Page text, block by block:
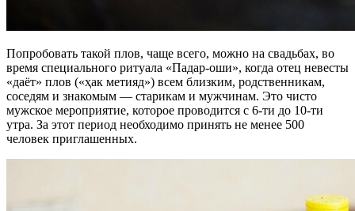
Попробовать такой плов, чаще всего, можно на свадьбах, во
время специального ритуала «Падар-оши», когда отец невесты
«даёт» плов («ҳак метияд») всем близким, родственникам,
соседям и знакомым — старикам и мужчинам. Это чисто
мужское мероприятие, которое проводится с 6-ти до 10-ти
утра. За этот период необходимо принять не менее 500
человек приглашенных.